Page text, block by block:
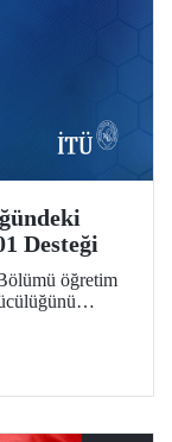
Desteği
öğretim